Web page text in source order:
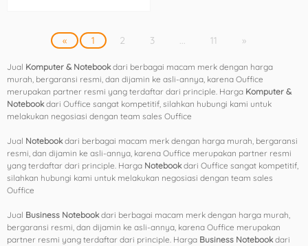
« 1 2 3 ... 11 »
Jual Komputer & Notebookdari berbagai macam merk dengan harga
murah, bergaransi resmi, dan dijamin ke asli-annya, karena Ouffice
merupakan partner resmi yang terdaftar dari principle. Harga Komputer &
Notebookdari Ouffice sangat kompetitif, silahkan hubungi kami untuk
melakukan negosiasi dengan team sales Ouffice
Jual Notebookdari berbagai macam merk dengan harga murah, bergaransi
resmi, dan dijamin ke asli-annya, karena Ouffice merupakan partner resmi
yang terdaftar dari principle. Harga Notebookdari Ouffice sangat kompetitif,
silahkan hubungi kami untuk melakukan negosiasi dengan team sales
Ouffice
Jual Business Notebookdari berbagai macam merk dengan harga murah,
bergaransi resmi, dan dijamin ke asli-annya, karena Ouffice merupakan
partner resmi yang terdaftar dari principle. Harga Business Notebookdari